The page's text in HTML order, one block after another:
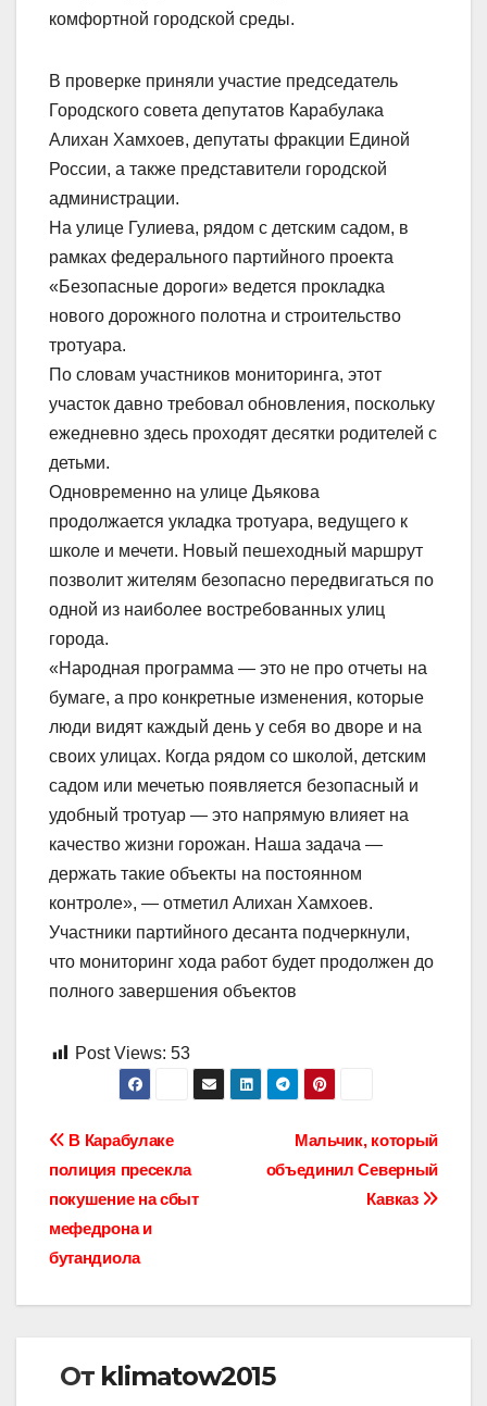
комфортной городской среды.
В проверке приняли участие председатель
Городского совета депутатов Карабулака
Алихан Хамхоев, депутаты фракции Единой
России, а также представители городской
администрации.
На улице Гулиева, рядом с детским садом, в
рамках федерального партийного проекта
«Безопасные дороги» ведется прокладка
нового дорожного полотна и строительство
тротуара.
По словам участников мониторинга, этот
участок давно требовал обновления, поскольку
ежедневно здесь проходят десятки родителей с
детьми.
Одновременно на улице Дьякова
продолжается укладка тротуара, ведущего к
школе и мечети. Новый пешеходный маршрут
позволит жителям безопасно передвигаться по
одной из наиболее востребованных улиц
города.
«Народная программа — это не про отчеты на
бумаге, а про конкретные изменения, которые
люди видят каждый день у себя во дворе и на
своих улицах. Когда рядом со школой, детским
садом или мечетью появляется безопасный и
удобный тротуар — это напрямую влияет на
качество жизни горожан. Наша задача —
держать такие объекты на постоянном
контроле», — отметил Алихан Хамхоев.
Участники партийного десанта подчеркнули,
что мониторинг хода работ будет продолжен до
полного завершения объектов
Post Views: 53
Навигация
по
записям
Мальчик, который
объединил Северный
Кавказ
В Карабулаке
полиция пресекла
покушение на сбыт
мефедрона и
бутандиола
От klimatow2015